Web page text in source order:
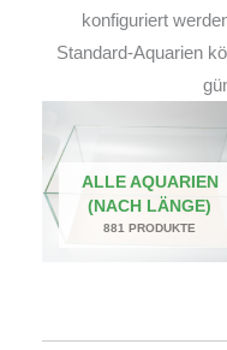
konfiguriert
Standard-Aquarien
ALLE AQUARIEN
(NACH LÄNGE)
881 PRODUKTE